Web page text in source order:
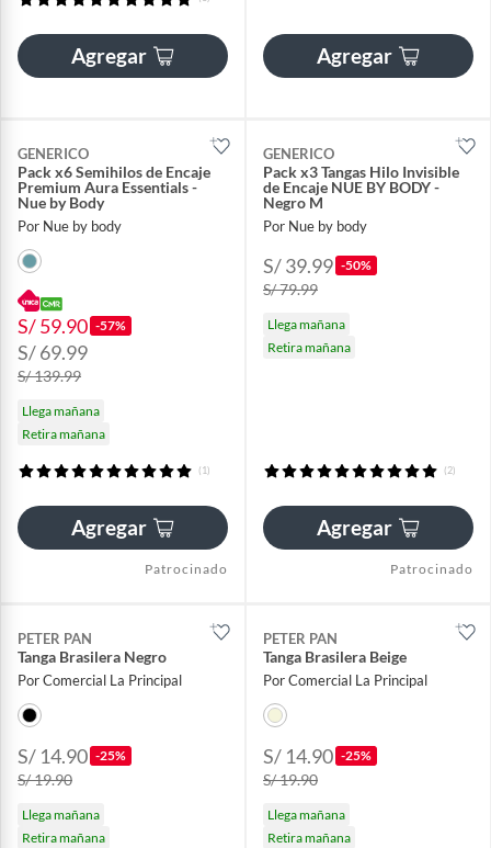
Agregar Agregar
GENERICO
Pack x6 Semihilos de Encaje
Premium Aura Essentials -
Nue by Body
Por Nue by body
S/ 59.90 -57%
S/ 69.99
S/ 139.99
Llega mañana
Retira mañana
(1)
Agregar
Patrocinado
GENERICO
Pack x3 Tangas Hilo Invisible
de Encaje NUE BY BODY -
Negro M
Por Nue by body
S/ 39.99 -50%
S/ 79.99
Llega mañana
Retira mañana
(2)
Agregar
Patrocinado
PETER PAN
Tanga Brasilera Negro
Por Comercial La Principal
S/ 14.90 -25%
S/ 19.90
Llega mañana
Retira mañana
PETER PAN
Tanga Brasilera Beige
Por Comercial La Principal
S/ 14.90 -25%
S/ 19.90
Llega mañana
Retira mañana